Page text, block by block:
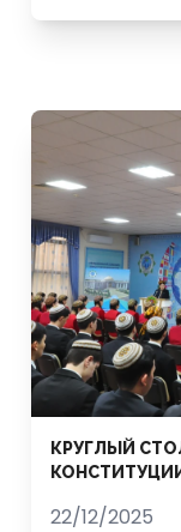
КРУГЛЫЙ
22/12/2025